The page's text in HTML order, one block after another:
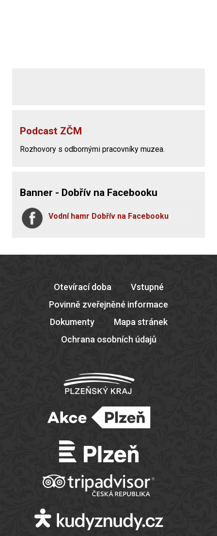
Podcast ZČM
Rozhovory s odbornými pracovníky muzea.
Banner - Dobřív na Facebooku
Vodní hamr Dobřív na Facebooku
Otevírací doba
Vstupné
Povinně zveřejněné informace
Dokumenty
Mapa stránek
Ochrana osobních údajů